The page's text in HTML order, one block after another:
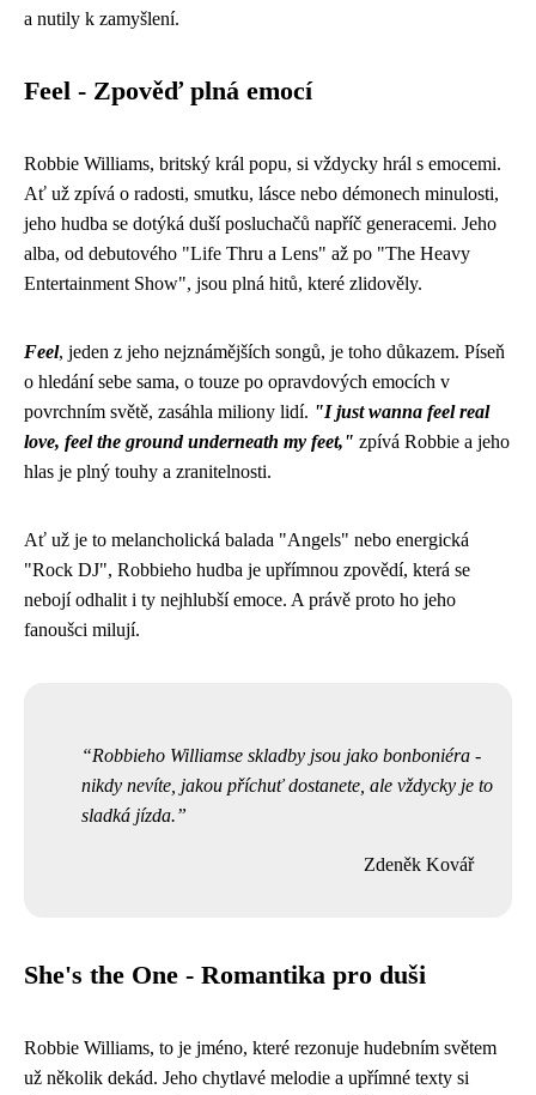
a nutily k zamyšlení.
Feel - Zpověď plná emocí
Robbie Williams, britský král popu, si vždycky hrál s emocemi.
Ať už zpívá o radosti, smutku, lásce nebo démonech minulosti,
jeho hudba se dotýká duší posluchačů napříč generacemi. Jeho
alba, od debutového "Life Thru a Lens" až po "The Heavy
Entertainment Show", jsou plná hitů, které zlidověly.
Feel, jeden z jeho nejznámějších songů, je toho důkazem. Píseň
o hledání sebe sama, o touze po opravdových emocích v
povrchním světě, zasáhla miliony lidí. "I just wanna feel real
love, feel the ground underneath my feet," zpívá Robbie a jeho
hlas je plný touhy a zranitelnosti.
Ať už je to melancholická balada "Angels" nebo energická
"Rock DJ", Robbieho hudba je upřímnou zpovědí, která se
nebojí odhalit i ty nejhlubší emoce. A právě proto ho jeho
fanoušci milují.
Robbieho Williamse skladby jsou jako bonboniéra -
nikdy nevíte, jakou příchuť dostanete, ale vždycky je to
sladká jízda.
Zdeněk Kovář
She's the One - Romantika pro duši
Robbie Williams, to je jméno, které rezonuje hudebním světem
už několik dekád. Jeho chytlavé melodie a upřímné texty si